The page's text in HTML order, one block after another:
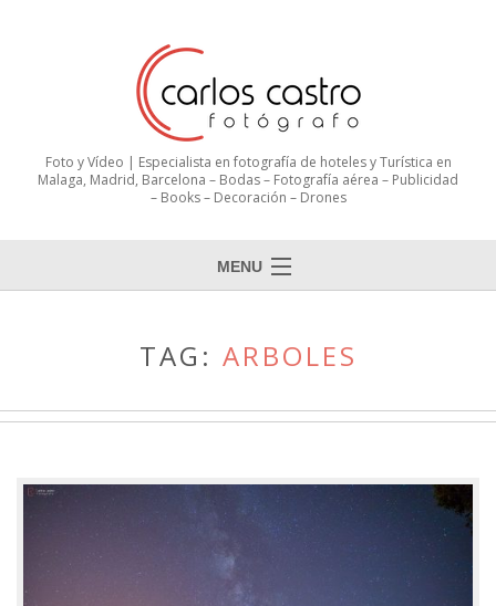
Foto y Vídeo | Especialista en fotografía de hoteles y Turística en
Malaga, Madrid, Barcelona – Bodas – Fotografía aérea – Publicidad
– Books – Decoración – Drones
MENU
TAG: ARBOLES